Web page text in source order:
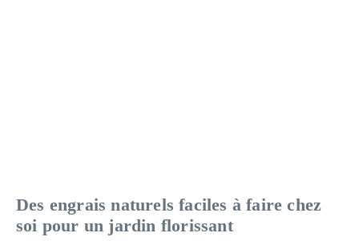
Des engrais naturels faciles à faire chez
soi pour un jardin florissant